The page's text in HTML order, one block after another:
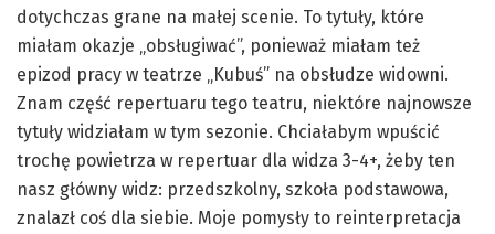
dotychczas grane na małej scenie. To tytuły, które
miałam okazje „obsługiwać”, ponieważ miałam też
epizod pracy w teatrze „Kubuś” na obsłudze widowni.
Znam część repertuaru tego teatru, niektóre najnowsze
tytuły widziałam w tym sezonie. Chciałabym wpuścić
trochę powietrza w repertuar dla widza 3-4+, żeby ten
nasz główny widz: przedszkolny, szkoła podstawowa,
znalazł coś dla siebie. Moje pomysły to reinterpretacja